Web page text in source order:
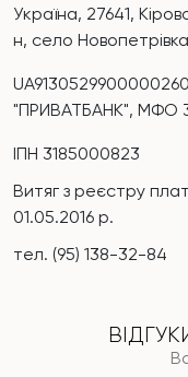
Україна, 27641,
н, село
"ПРИВАТБАНК", МФО
ІПН 3185000823
Витяг з реєстру
01.05.2016 р.
тел. (95) 138-32-84